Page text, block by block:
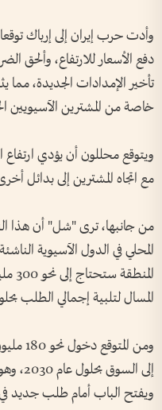
وأدت حرب إيران إلى إرباك
دفع الأسعار للارتفاع، وألحق
تأخير الإمدادات الجديدة،
خاصة من المشترين الآسيويين
ويتوقع محللون أن يؤدي
مع اتجاه المشترين إلى بدائل
من جانبها، ترى "شل" أن هذا
المحلي في الدول الآسيوية
المسال لتلبية إجمالي الطلب بحلول
ومن
إلى
ويفتح الباب أمام طلب جديد